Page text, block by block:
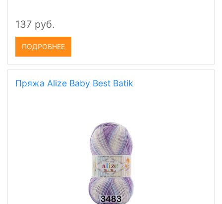
137 руб.
ПОДРОБНЕЕ
Пряжа Alize Baby Best Batik